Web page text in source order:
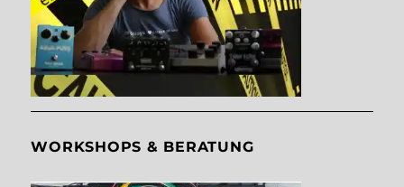
WORKSHOPS & BERATUNG